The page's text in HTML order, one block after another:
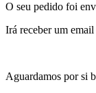
O seu pedido foi
Irá receber um
Aguardamos por si